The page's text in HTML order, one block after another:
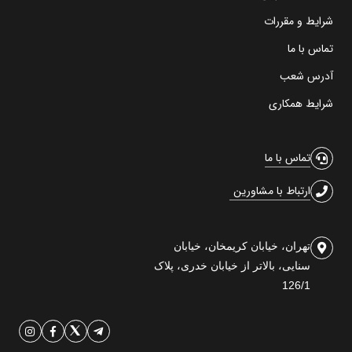
شرایط و مقررات
تماس با ما
آدرس شعب
شرایط همکاری
تماس با ما
ارتباط با مشاورین
تهران، خیابان کریمخان، خیابان
سنایی، بالاتر از خیابان خدری، پلاک
126/1